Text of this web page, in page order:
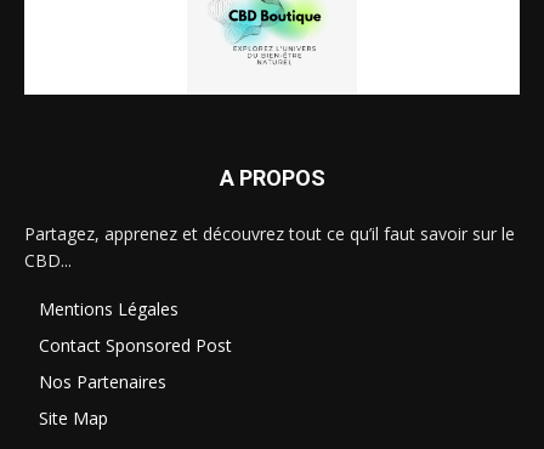
A PROPOS
Partagez, apprenez et découvrez tout ce qu’il faut savoir sur le
CBD...
Mentions Légales
Contact Sponsored Post
Nos Partenaires
Site Map